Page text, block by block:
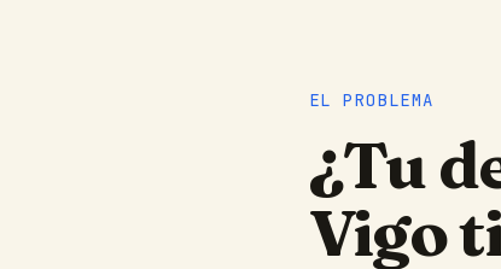
EL PROBLEMA
¿Tu
Vigo